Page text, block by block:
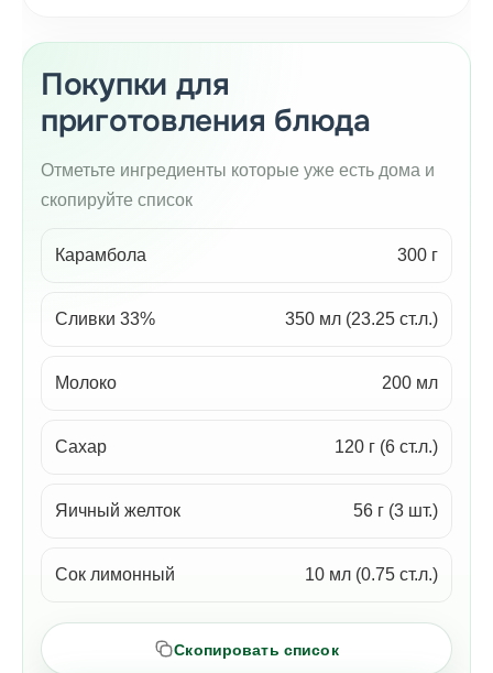
Покупки для
приготовления блюда
Отметьте ингредиенты которые уже есть дома и
скопируйте список
Карамбола 300 г
Сливки 33% 350 мл (23.25 ст.л.)
Молоко 200 мл
Сахар 120 г (6 ст.л.)
Яичный желток 56 г (3 шт.)
Сок лимонный 10 мл (0.75 ст.л.)
Скопировать список